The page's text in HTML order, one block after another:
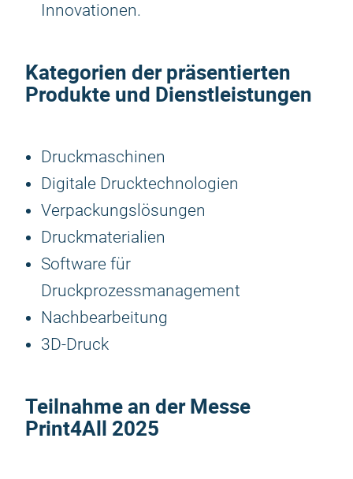
Innovationen.
Kategorien der präsentierten
Produkte und Dienstleistungen
Druckmaschinen
Digitale Drucktechnologien
Verpackungslösungen
Druckmaterialien
Software für
Druckprozessmanagement
Nachbearbeitung
3D-Druck
Teilnahme an der Messe
Print4All 2025